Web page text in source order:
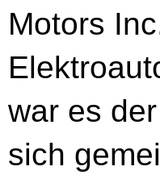
Motors
war es
sich